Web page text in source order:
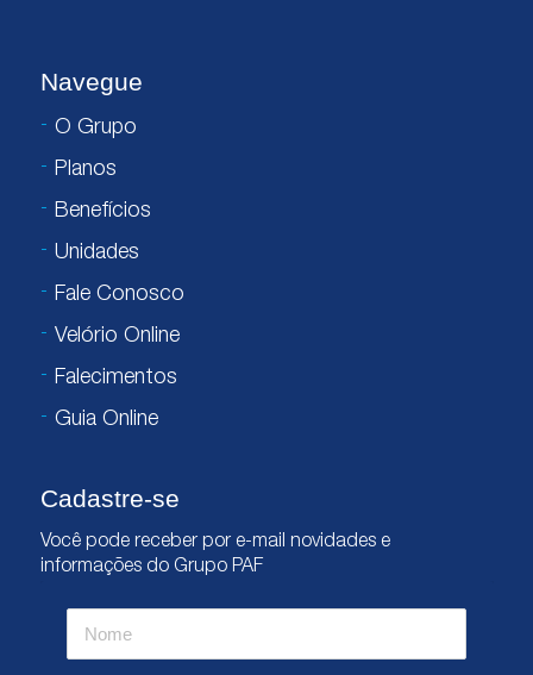
Navegue
O Grupo
Planos
Benefícios
Unidades
Fale Conosco
Velório Online
Falecimentos
Guia Online
Cadastre-se
Você pode receber por e-mail novidades e
informações do Grupo PAF